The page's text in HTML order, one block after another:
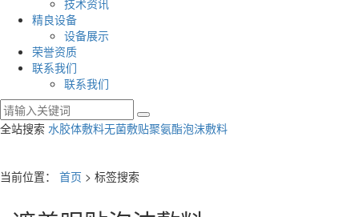
技术资讯
精良设备
设备展示
荣誉资质
联系我们
联系我们
全站搜索 水胶体敷料无菌敷贴聚氨酯泡沫敷料
当前位置： 首页 > 标签搜索